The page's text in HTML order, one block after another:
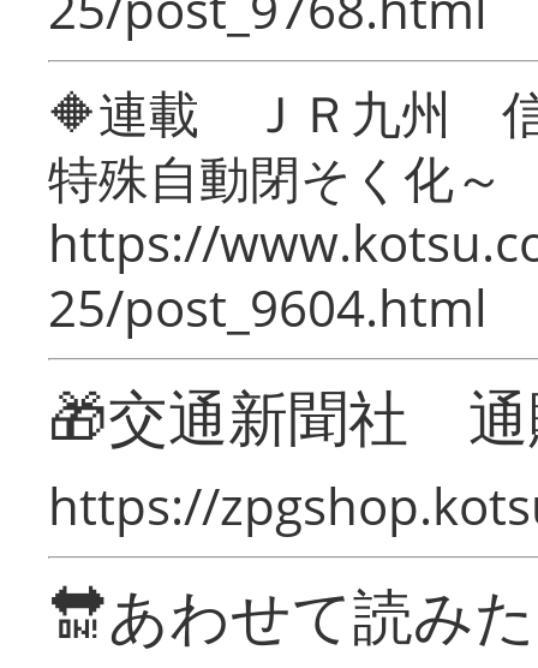
🔶連載 ＪＲ九州 信
特殊自動閉そく化～
https://
25/post_9604.html
🎁交通新聞社
https://
🔛あわせて読み